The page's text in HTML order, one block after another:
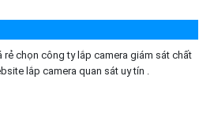
rẻ chọn công ty lắp camera giám sát chất
lắp camera quan sát uy tín .